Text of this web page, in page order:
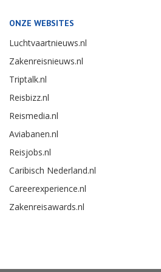
ONZE WEBSITES
Luchtvaartnieuws.nl
Zakenreisnieuws.nl
Triptalk.nl
Reisbizz.nl
Reismedia.nl
Aviabanen.nl
Reisjobs.nl
Caribisch Nederland.nl
Careerexperience.nl
Zakenreisawards.nl